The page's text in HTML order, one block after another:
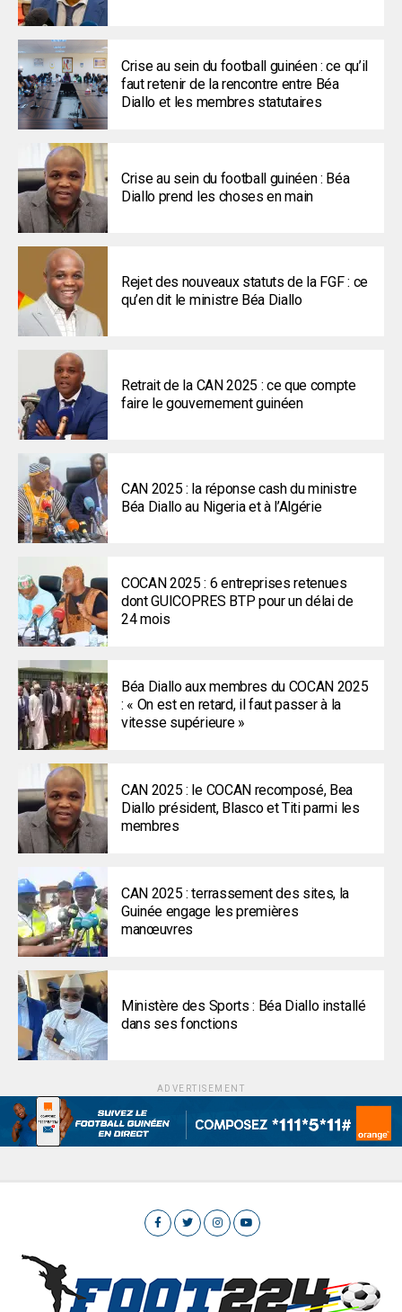
Crise au sein du football guinéen : ce qu’il
faut retenir de la rencontre entre Béa
Diallo et les membres statutaires
Crise au sein du football guinéen : Béa
Diallo prend les choses en main
Rejet des nouveaux statuts de la FGF : ce
qu’en dit le ministre Béa Diallo
Retrait de la CAN 2025 : ce que compte
faire le gouvernement guinéen
CAN 2025 : la réponse cash du ministre
Béa Diallo au Nigeria et à l’Algérie
COCAN 2025 : 6 entreprises retenues
dont GUICOPRES BTP pour un délai de
24 mois
Béa Diallo aux membres du COCAN 2025
: « On est en retard, il faut passer à la
vitesse supérieure »
CAN 2025 : le COCAN recomposé, Bea
Diallo président, Blasco et Titi parmi les
membres
CAN 2025 : terrassement des sites, la
Guinée engage les premières
manœuvres
Ministère des Sports : Béa Diallo installé
dans ses fonctions
ADVERTISEMENT